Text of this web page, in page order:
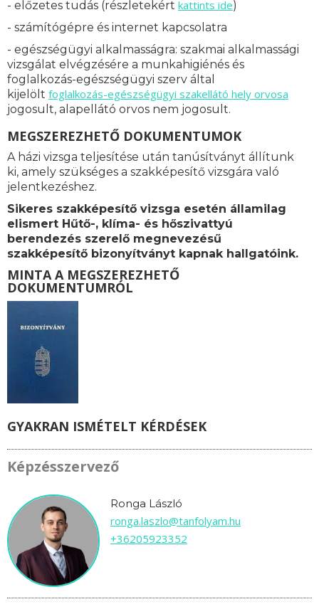
- előzetes tudás (részletekért kattints ide)
- számítógépre és internet kapcsolatra
- egészségügyi alkalmasságra: szakmai alkalmassági
vizsgálat elvégzésére a munkahigiénés és
foglalkozás-egészségügyi szerv által
kijelölt foglalkozás-egészségügyi szakellátó hely orvosa
jogosult, alapellátó orvos nem jogosult.
MEGSZEREZHETŐ DOKUMENTUMOK
A házi vizsga teljesítése után tanúsítványt állítunk
ki, amely szükséges a szakképesítő vizsgára való
jelentkezéshez.
Sikeres szakképesítő vizsga esetén államilag
elismert Hűtő-, klíma- és hőszivattyú
berendezés szerelő megnevezésű
szakképesítő bizonyítványt kapnak hallgatóink.
MINTA A MEGSZEREZHETŐ
DOKUMENTUMRÓL
GYAKRAN ISMÉTELT KÉRDÉSEK
Képzésszervező
Ronga László
ronga.laszlo@tanfolyam.hu
+36205923352